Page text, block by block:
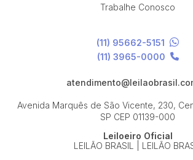
Trabalhe Conosco
(11) 95662-5151
(11) 3965-0000
Avenida Marquês de São Vicente, 230,
SP CEP 01139-000
Leiloeiro Oficial
LEILÃO BRASIL | LEILÃO